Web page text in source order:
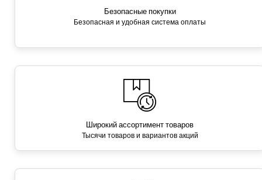
Безопасные покупки
Безопасная и удобная система оплаты
Широкий ассортимент товаров
Тысячи товаров и вариантов акций